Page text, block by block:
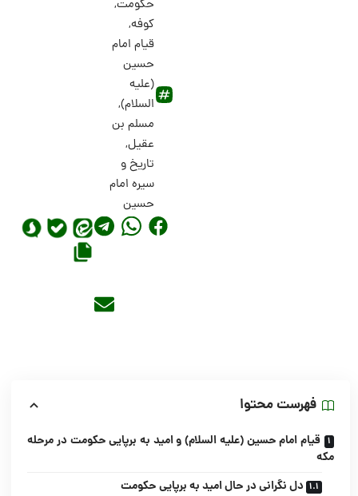
حکومت,
کوفه,
قیام امام
حسین
(علیه
السلام),
مسلم بن
عقیل,
تاریخ و
سیره امام
حسین
فهرست محتوا
قیام امام حسین (علیه السلام) و امید به برپایی حکومت در مرحله
مکه
دل نگرانی در حال امید به برپایی حکومت